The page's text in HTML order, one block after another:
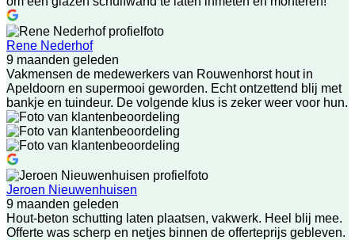
Rene Nederhof
9 maanden geleden
Vakmensen de medewerkers van Rouwenhorst hout in
Apeldoorn en supermooi geworden. Echt ontzettend blij met
bankje en tuindeur. De volgende klus is zeker weer voor hun.
Jeroen Nieuwenhuisen
9 maanden geleden
Hout-beton schutting laten plaatsen, vakwerk. Heel blij mee.
Offerte was scherp en netjes binnen de offerteprijs gebleven.